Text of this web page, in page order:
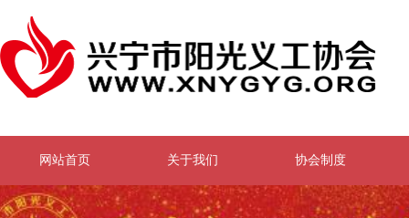
网站首页 关于我们 协会制度